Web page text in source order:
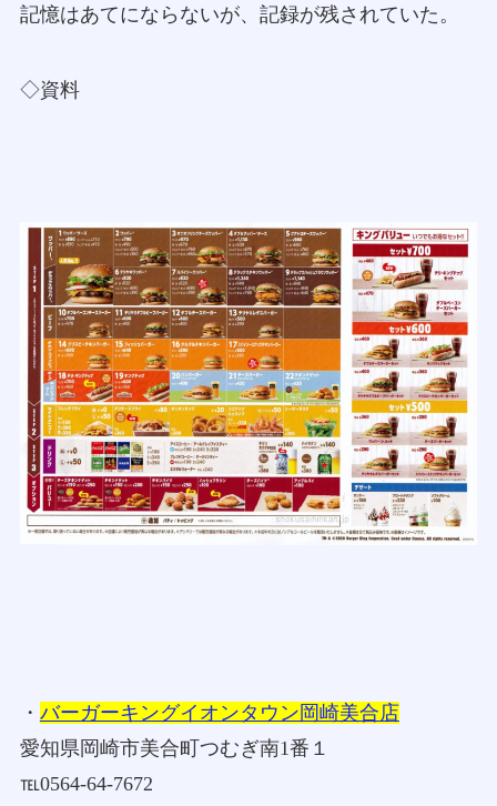
記憶はあてにならないが、記録が残されていた。
◇資料
・ バーガーキングイオンタウン岡崎美合店
愛知県岡崎市美合町つむぎ南1番１
℡0564-64-7672